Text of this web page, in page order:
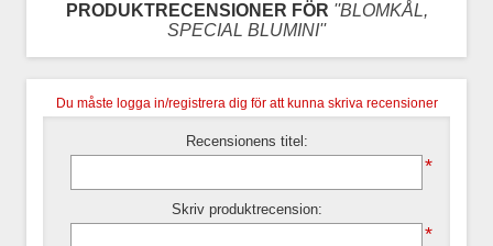
PRODUKTRECENSIONER FÖR
BLOMKÅL,
SPECIAL BLUMINI
Du måste logga in/registrera dig för att kunna skriva recensioner
Recensionens titel:
*
Skriv produktrecension:
*